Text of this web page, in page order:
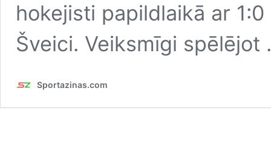
hokejisti papildlaikā ar
Šveici. Veiksmīgi
Sportazinas.com